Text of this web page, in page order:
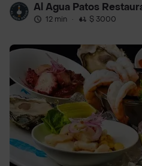
Al Agua Patos
12 min · $ 3000